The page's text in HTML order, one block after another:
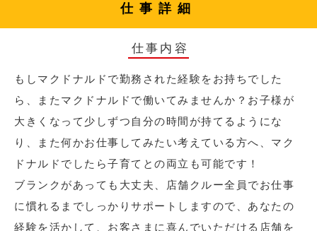
仕事詳細
仕事内容
もしマクドナルドで勤務された経験をお持ちでした
ら、またマクドナルドで働いてみませんか？お子様が
大きくなって少しずつ自分の時間が持てるようにな
り、また何かお仕事してみたい考えている方へ、マク
ドナルドでしたら子育てとの両立も可能です！
ブランクがあっても大丈夫、店舗クルー全員でお仕事
に慣れるまでしっかりサポートしますので、あなたの
経験を活かして、お客さまに喜んでいただける店舗を